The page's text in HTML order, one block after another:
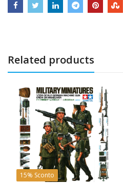
Related products
15% Sconto